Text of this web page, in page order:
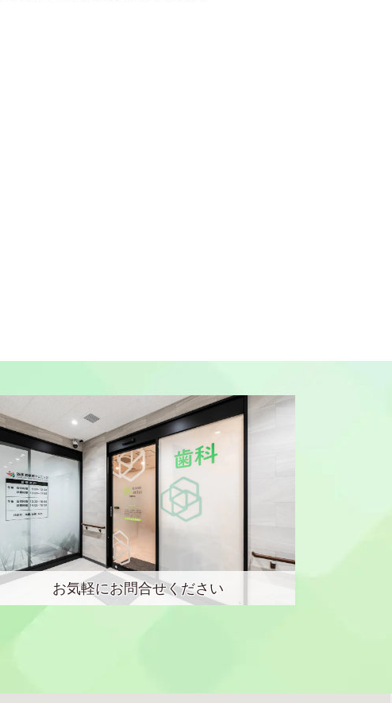
お気軽にお問合せください